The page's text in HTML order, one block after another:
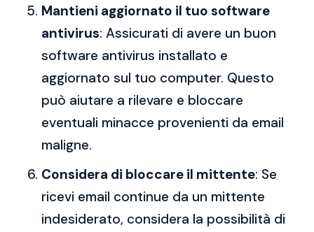
Mantieni aggiornato il tuo software
antivirus: Assicurati di avere un buon
software antivirus installato e
aggiornato sul tuo computer. Questo
può aiutare a rilevare e bloccare
eventuali minacce provenienti da email
maligne.
Considera di bloccare il mittente: Se
ricevi email continue da un mittente
indesiderato, considera la possibilità di